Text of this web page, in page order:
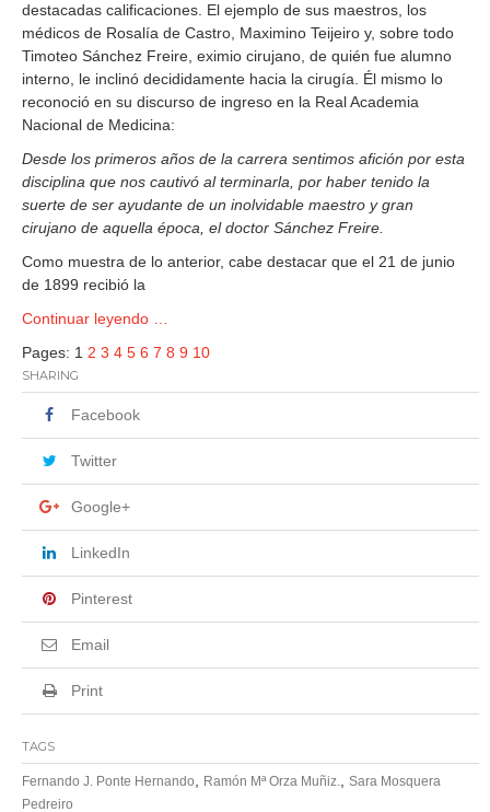
destacadas calificaciones. El ejemplo de sus maestros, los
médicos de Rosalía de Castro, Maximino Teijeiro y, sobre todo
Timoteo Sánchez Freire, eximio cirujano, de quién fue alumno
interno, le inclinó decididamente hacia la cirugía. Él mismo lo
reconoció en su discurso de ingreso en la Real Academia
Nacional de Medicina:
Desde los primeros años de la carrera sentimos afición por esta
disciplina que nos cautivó al terminarla, por haber tenido la
suerte de ser ayudante de un inolvidable maestro y gran
cirujano de aquella época, el doctor Sánchez Freire.
Como muestra de lo anterior, cabe destacar que el 21 de junio
de 1899 recibió la
Continuar leyendo …
Pages: 1 2 3 4 5 6 7 8 9 10
SHARING
Facebook
Twitter
Google+
LinkedIn
Pinterest
Email
Print
TAGS
Fernando J. Ponte Hernando, Ramón Mª Orza Muñiz., Sara Mosquera
Pedreiro